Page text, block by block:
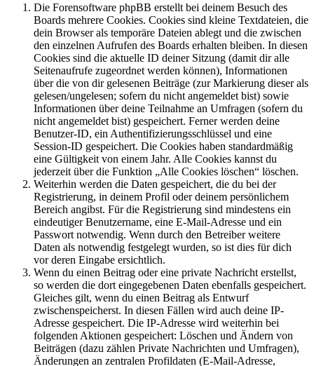
Die Forensoftware phpBB erstellt bei deinem Besuch des
Boards mehrere Cookies. Cookies sind kleine Textdateien, die
dein Browser als temporäre Dateien ablegt und die zwischen
den einzelnen Aufrufen des Boards erhalten bleiben. In diesen
Cookies sind die aktuelle ID deiner Sitzung (damit dir alle
Seitenaufrufe zugeordnet werden können), Informationen
über die von dir gelesenen Beiträge (zur Markierung dieser als
gelesen/ungelesen; sofern du nicht angemeldet bist) sowie
Informationen über deine Teilnahme an Umfragen (sofern du
nicht angemeldet bist) gespeichert. Ferner werden deine
Benutzer-ID, ein Authentifizierungsschlüssel und eine
Session-ID gespeichert. Die Cookies haben standardmäßig
eine Gültigkeit von einem Jahr. Alle Cookies kannst du
jederzeit über die Funktion „Alle Cookies löschen“ löschen.
Weiterhin werden die Daten gespeichert, die du bei der
Registrierung, in deinem Profil oder deinem persönlichem
Bereich angibst. Für die Registrierung sind mindestens ein
eindeutiger Benutzername, eine E-Mail-Adresse und ein
Passwort notwendig. Wenn durch den Betreiber weitere
Daten als notwendig festgelegt wurden, so ist dies für dich
vor deren Eingabe ersichtlich.
Wenn du einen Beitrag oder eine private Nachricht erstellst,
so werden die dort eingegebenen Daten ebenfalls gespeichert.
Gleiches gilt, wenn du einen Beitrag als Entwurf
zwischenspeicherst. In diesen Fällen wird auch deine IP-
Adresse gespeichert. Die IP-Adresse wird weiterhin bei
folgenden Aktionen gespeichert: Löschen und Ändern von
Beiträgen (dazu zählen Private Nachrichten und Umfragen),
Änderungen an zentralen Profildaten (E-Mail-Adresse,